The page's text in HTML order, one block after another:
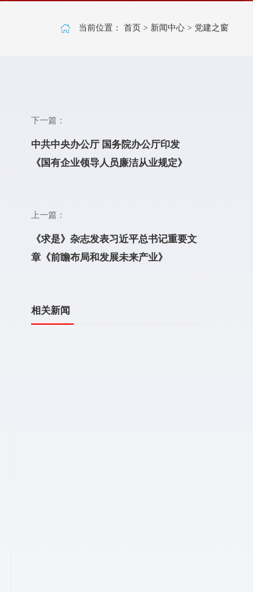
当前位置： 首页 > 新闻中心> 党建之窗
下一篇：
中共中央办公厅 国务院办公厅印发
《国有企业领导人员廉洁从业规定》
上一篇：
《求是》杂志发表习近平总书记重要文
章《前瞻布局和发展未来产业》
相关新闻